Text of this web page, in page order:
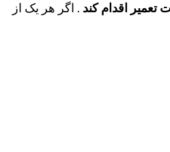
تعمیر اقدام کند . اگر هر یک از